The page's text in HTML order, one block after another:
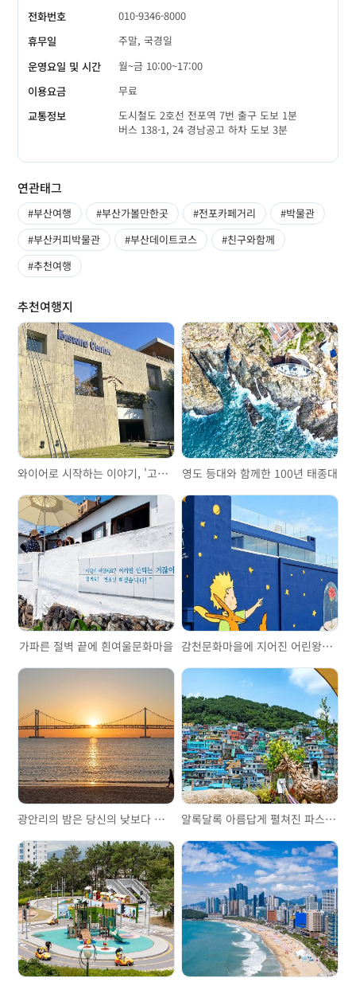
전화번호
010-9346-8000
휴무일
주말, 국경일
운영요일 및 시간
월~금 10:00~17:00
이용요금
무료
교통정보
도시철도 2호선 전포역 7번 출구 도보 1분
버스 138-1, 24 경남공고 하차 도보 3분
연관태그
#부산여행 #부산가볼만한곳 #전포카페거리
#박물관
#부산커피박물관
#부산데이트코스
#친구와함께
#추천여행
추천여행지
와이어로 시작하는 이야기, '고려제강기념관'을 걷다 영도 등대와 함께한 100년 태종대
가파른 절벽 끝에 흰여울문화마을 감천문화마을에 지어진 어린왕자의 집, 리틀 프린스 하우스
광안리의 밤은 당신의 낮보다 아름답다 알록달록 아름답게 펼쳐진 파스텔톤, 감천문화마을